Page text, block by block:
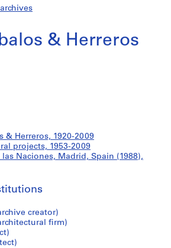
& Herreros
& Herreros, 1920-2009
projects, 1953-2009
Naciones, Madrid, Spain (1988),
creator)
firm)